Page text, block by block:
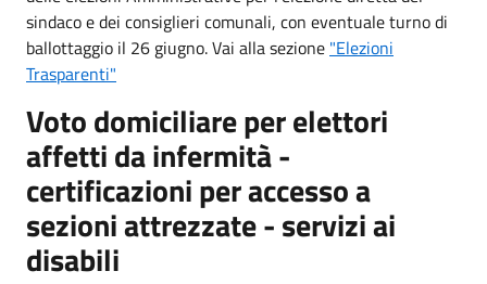
sindaco e dei consiglieri comunali, con eventuale turno di
ballottaggio il 26 giugno. Vai alla sezione "Elezioni
Trasparenti"
Voto domiciliare per elettori
affetti da infermità -
certificazioni per accesso a
sezioni attrezzate - servizi ai
disabili